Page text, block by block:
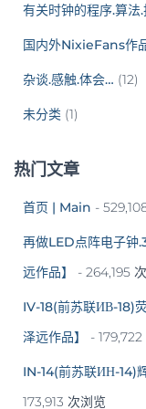
有关时钟的程序.算法
国内外NixieFans作
杂谈.感触.体会… (12)
未分类 (1)
热门文章
首页 | Main -
再做LED点阵电子钟
远作品】
- 264,195
IV-18(前苏联ИВ-18)
泽远作品】
-
IN-14(前苏联ИН-14)
173,913 次浏览